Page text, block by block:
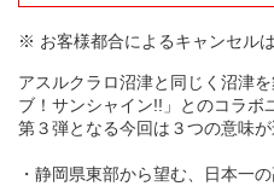
※ お客様都合によるキャンセル
アスルクラロ沼津と同じく沼津
ブ！サンシャイン!!」とのコラボ
第３弾となる今回は３つの意味が
・静岡県東部から望む、日本一